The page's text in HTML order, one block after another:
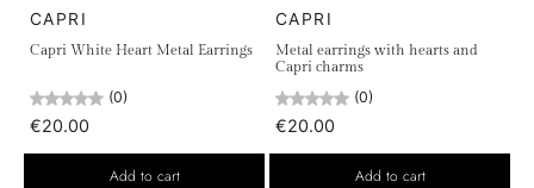
CAPRI
Capri White Heart Metal Earrings
(0)
€20.00
Add to cart
CAPRI
Metal earrings with hearts and
Capri charms
(0)
€20.00
Add to cart